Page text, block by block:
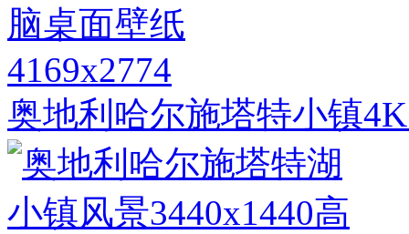
4169x2774
奥地利哈尔施塔特小镇